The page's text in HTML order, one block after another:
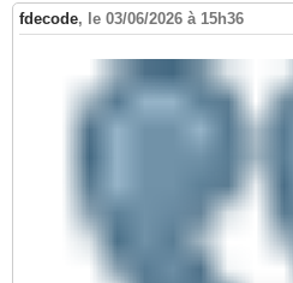
fdecode, le 03/06/2026 à 15h36